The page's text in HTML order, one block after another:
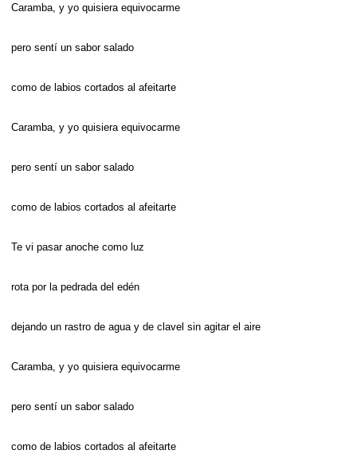
Caramba, y yo quisiera equivocarme
pero sentí un sabor salado
como de labios cortados al afeitarte
Caramba, y yo quisiera equivocarme
pero sentí un sabor salado
como de labios cortados al afeitarte
Te vi pasar anoche como luz
rota por la pedrada del edén
dejando un rastro de agua y de clavel sin agitar el aire
Caramba, y yo quisiera equivocarme
pero sentí un sabor salado
como de labios cortados al afeitarte